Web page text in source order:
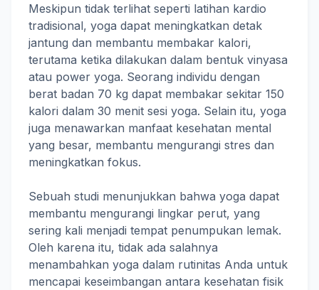
Meskipun tidak terlihat seperti latihan kardio
tradisional, yoga dapat meningkatkan detak
jantung dan membantu membakar kalori,
terutama ketika dilakukan dalam bentuk vinyasa
atau power yoga. Seorang individu dengan
berat badan 70 kg dapat membakar sekitar 150
kalori dalam 30 menit sesi yoga. Selain itu, yoga
juga menawarkan manfaat kesehatan mental
yang besar, membantu mengurangi stres dan
meningkatkan fokus.
Sebuah studi menunjukkan bahwa yoga dapat
membantu mengurangi lingkar perut, yang
sering kali menjadi tempat penumpukan lemak.
Oleh karena itu, tidak ada salahnya
menambahkan yoga dalam rutinitas Anda untuk
mencapai keseimbangan antara kesehatan fisik